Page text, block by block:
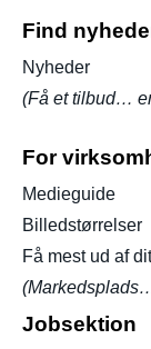
Find
Nyheder
(Få et tilbud…
For
Medieguide
Billedstørrelser
Få mest ud af
Jobsektion